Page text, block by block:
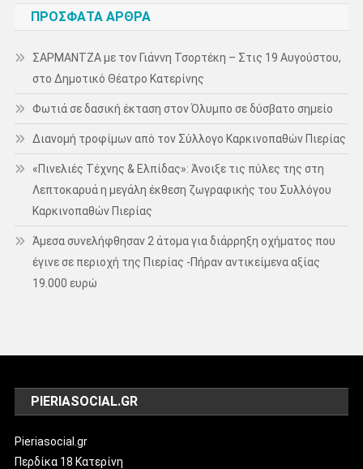
ΠΡΌΣΦΑΤΑ ΆΡΘΡΑ
ΣΑΡΜΑΝΤΖΑ με τον Γιάννη Τσορτέκη – Στις 19 Αυγούστου,
στο Δημοτικό Θέατρο Κατερίνης
Φωτιά σε δασική έκταση στον Όλυμπο σε δύσβατο σημείο
Διανομή τροφίμων από τον Σύλλογο Καρκινοπαθών Πιερίας
«Πινελιές Τέχνης & Ελπίδας»: Άνοιξε τις πύλες της στη
Λεπτοκαρυά η μεγάλη έκθεση ζωγραφικής του Συλλόγου
Καρκινοπαθών Πιερίας
Άμεσα συνελήφθησαν 2 άτομα για διάρρηξη οχήματος που
έγινε σε περιοχή της Πιερίας -Πήραν αντικείμενα αξίας
19.000 ευρώ
PIERIASOCIAL.GR
Pieriasocial.gr
Περδίκα 18 Κατερίνη